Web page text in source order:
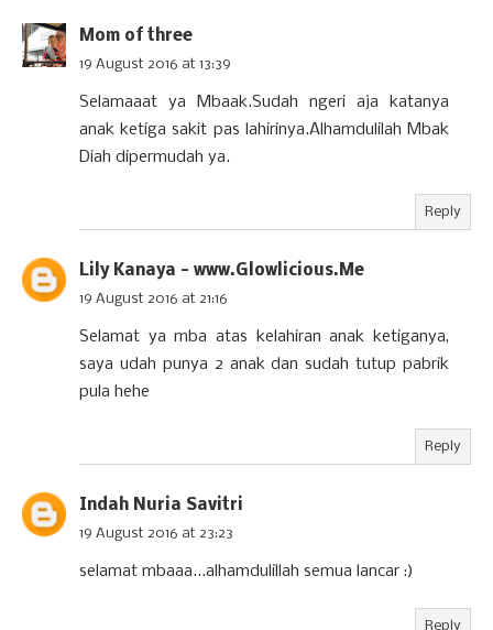
Mom of three
19 August 2016 at 13:39
Selamaaat ya Mbaak.Sudah ngeri aja katanya
anak ketiga sakit pas lahirinya.Alhamdulilah Mbak
Diah dipermudah ya.
Reply
Lily Kanaya - www.Glowlicious.Me
19 August 2016 at 21:16
Selamat ya mba atas kelahiran anak ketiganya,
saya udah punya 2 anak dan sudah tutup pabrik
pula hehe
Reply
Indah Nuria Savitri
19 August 2016 at 23:23
selamat mbaaa...alhamdulillah semua lancar :)
Reply